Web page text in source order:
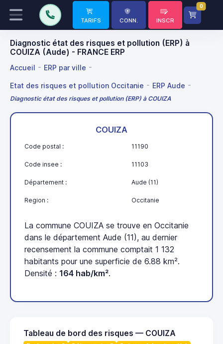
TARIFS CONN. INSCR
0
Diagnostic état des risques et pollution (ERP) à
COUIZA (Aude) - FRANCE ERP
Accueil ERP par ville
Etat des risques et pollution Occitanie ERP Aude
Diagnostic état des risques et pollution (ERP) à COUIZA
COUIZA
Code postal : 11190
Code insee : 11103
Département : Aude (11)
Region : Occitanie
La commune COUIZA se trouve en Occitanie
dans le département Aude (11), au dernier
recensement la commune comptait 1 132
habitants pour une superficie de 6.88 km².
Densité : 164 hab/km².
Tableau de bord des risques — COUIZA